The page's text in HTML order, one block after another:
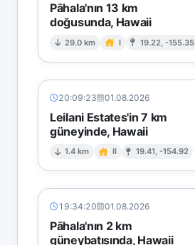
Pāhala'nın 13 km
doğusunda, Hawaii
29.0 km I 19.22, -155.35
20:09:23 01.08.2026
Leilani Estates'in 7 km
güneyinde, Hawaii
1.4 km II 19.41, -154.92
19:34:20 01.08.2026
Pāhala'nın 2 km
güneybatısında, Hawaii